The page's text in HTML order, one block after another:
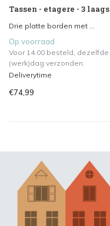
Tassen - etagere - 3 laags
Drie platte borden met ...
Op voorraad
Voor 14.00 besteld, dezelfde
(werk)dag verzonden.
Deliverytime
€74,99